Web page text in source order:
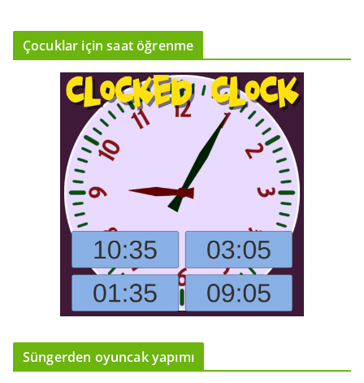
Çocuklar için saat öğrenme
Süngerden oyuncak yapımı